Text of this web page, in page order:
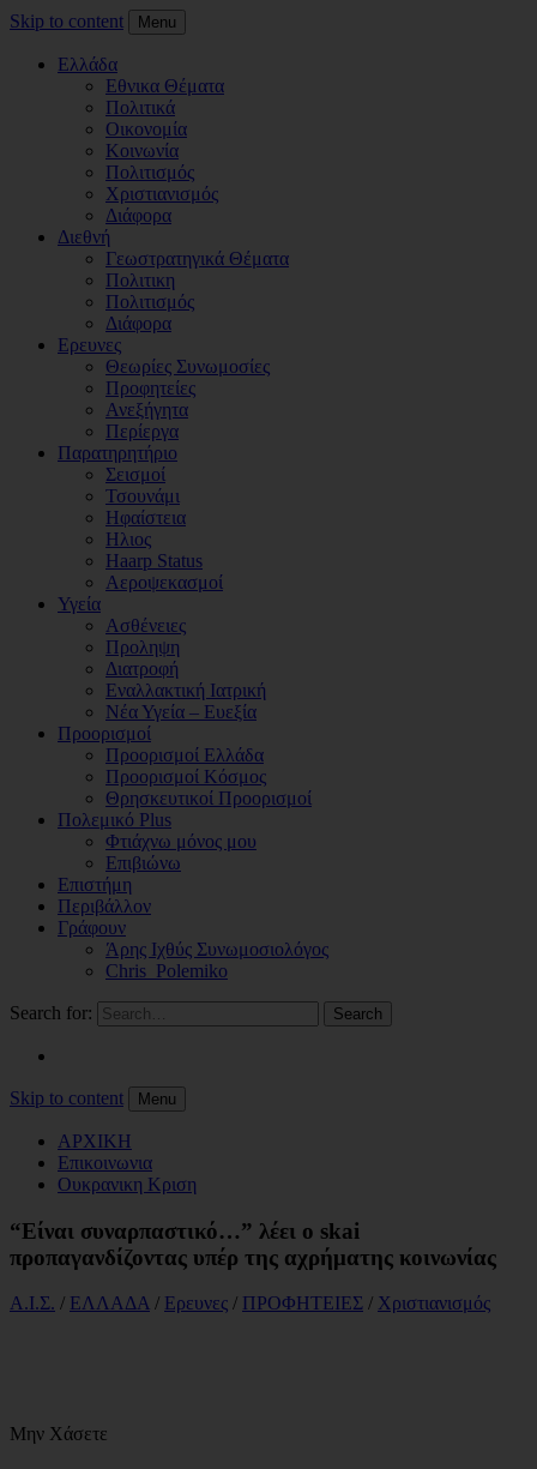
Skip to content Menu
Ελλάδα
Εθνικα Θέματα
Πολιτικά
Οικονομία
Κοινωνία
Πολιτισμός
Χριστιανισμός
Διάφορα
Διεθνή
Γεωστρατηγικά Θέματα
Πολιτικη
Πολιτισμός
Διάφορα
Ερευνες
Θεωρίες Συνωμοσίες
Προφητείες
Ανεξήγητα
Περίεργα
Παρατηρητήριο
Σεισμοί
Τσουνάμι
Ηφαίστεια
Ηλιος
Haarp Status
Αεροψεκασμοί
Υγεία
Ασθένειες
Προληψη
Διατροφή
Εναλλακτική Ιατρική
Νέα Υγεία – Ευεξία
Προορισμοί
Προορισμοί Ελλάδα
Προορισμοί Κόσμος
Θρησκευτικοί Προορισμοί
Πολεμικό Plus
Φτιάχνω μόνος μου
Επιβιώνω
Επιστήμη
Περιβάλλον
Γράφουν
Άρης Ιχθύς Συνωμοσιολόγος
Chris_Polemiko
Search for: Search
Skip to content Menu
ΑΡΧΙΚΗ
Επικοινωνια
Ουκρανικη Κριση
“Είναι συναρπαστικό…” λέει ο skai
προπαγανδίζοντας υπέρ της αχρήματης κοινωνίας
Α.Ι.Σ. / ΕΛΛΑΔΑ / Ερευνες / ΠΡΟΦΗΤΕΙΕΣ / Χριστιανισμός
Μην Χάσετε